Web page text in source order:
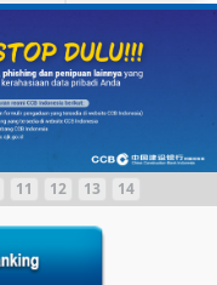
11 12 13 14